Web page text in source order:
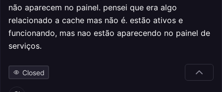
não aparecem no painel. pensei que era algo
relacionado a cache mas não é. estão ativos e
funcionando, mas nao estão aparecendo no painel de
serviços.
Closed